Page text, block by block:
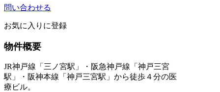
問い合わせる
お気に入りに登録
物件概要
JR神戸線「三ノ宮駅」・阪急神戸線「神戸三宮
駅」・阪神本線「神戸三宮駅」から徒歩４分の医
療ビル。